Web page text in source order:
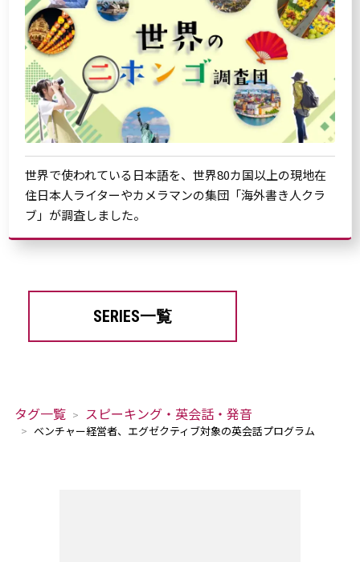
世界で使われている日本語を、世界80カ国以上の現地在
住日本人ライターやカメラマンの集団「海外書き人クラ
ブ」が調査しました。
SERIES一覧
タグ一覧 スピーキング・英会話・発音
ベンチャー経営者、エグゼクティブ対象の英会話プログラム